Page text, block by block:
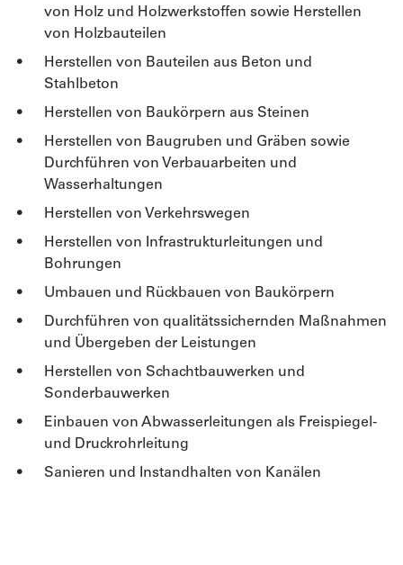
von Holz und Holzwerkstoffen sowie Herstellen
von Holzbauteilen
Herstellen von Bauteilen aus Beton und
Stahlbeton
Herstellen von Baukörpern aus Steinen
Herstellen von Baugruben und Gräben sowie
Durchführen von Verbauarbeiten und
Wasserhaltungen
Herstellen von Verkehrswegen
Herstellen von Infrastrukturleitungen und
Bohrungen
Umbauen und Rückbauen von Baukörpern
Durchführen von qualitätssichernden Maßnahmen
und Übergeben der Leistungen
Herstellen von Schachtbauwerken und
Sonderbauwerken
Einbauen von Abwasserleitungen als Freispiegel-
und Druckrohrleitung
Sanieren und Instandhalten von Kanälen